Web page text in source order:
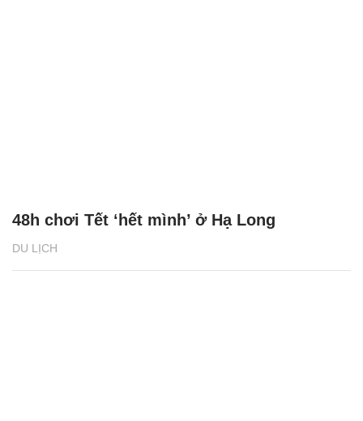
DU LỊCH
48h chơi Tết ‘hết mình’ ở Hạ Long